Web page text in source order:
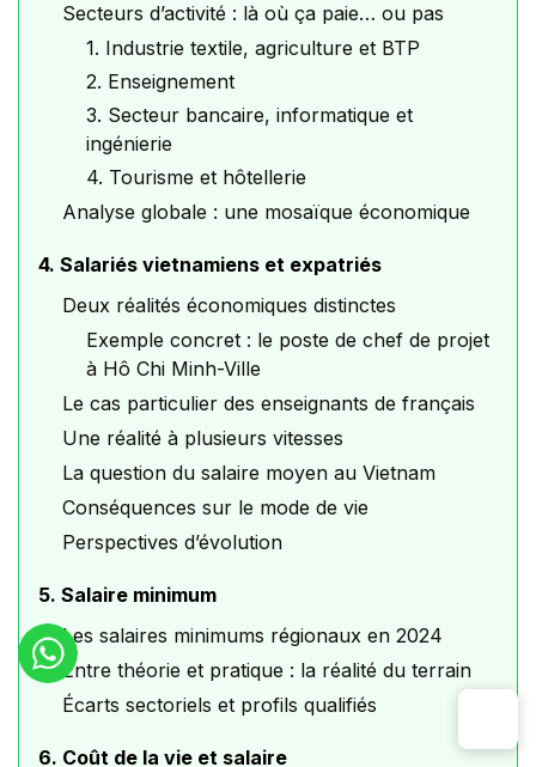
Secteurs d’activité : là où ça paie… ou pas
1. Industrie textile, agriculture et BTP
2. Enseignement
3. Secteur bancaire, informatique et
ingénierie
4. Tourisme et hôtellerie
Analyse globale : une mosaïque économique
4. Salariés vietnamiens et expatriés
Deux réalités économiques distinctes
Exemple concret : le poste de chef de projet
à Hô Chi Minh-Ville
Le cas particulier des enseignants de français
Une réalité à plusieurs vitesses
La question du salaire moyen au Vietnam
Conséquences sur le mode de vie
Perspectives d’évolution
5. Salaire minimum
Les salaires minimums régionaux en 2024
Entre théorie et pratique : la réalité du terrain
Écarts sectoriels et profils qualifiés
6. Coût de la vie et salaire